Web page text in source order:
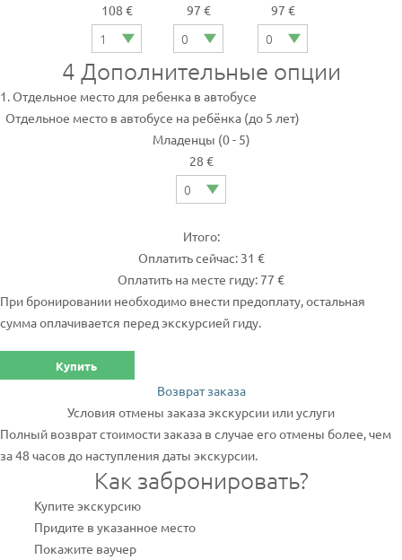
108 €
97 €
97 €
4 Дополнительные опции
1. Отдельное место для ребенка в автобусе
Отдельное место в автобусе на ребёнка (до 5 лет)
Младенцы (0 - 5)
28 €
Итого:
Оплатить сейчас: 31 €
Оплатить на месте гиду: 77 €
При бронировании необходимо внести предоплату, остальная
сумма оплачивается перед экскурсией гиду.
Купить
Возврат заказа
Условия отмены заказа экскурсии или услуги
Полный возврат стоимости заказа в случае его отмены более, чем
за 48 часов до наступления даты экскурсии.
Как забронировать?
Купите экскурсию
Придите в указанное место
Покажите ваучер